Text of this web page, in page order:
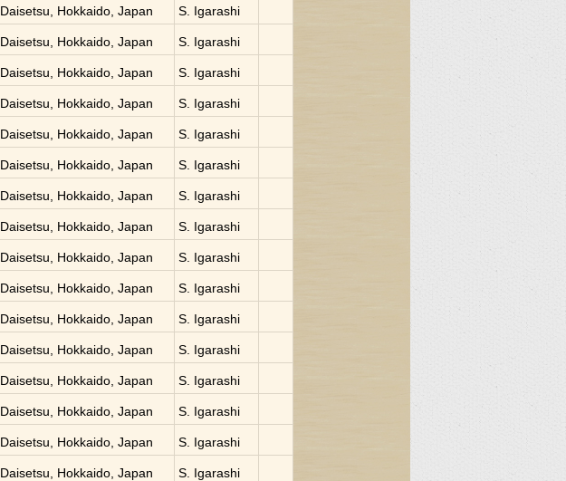
Daisetsu, Hokkaido, Japan S. Igarashi
Daisetsu, Hokkaido, Japan S. Igarashi
Daisetsu, Hokkaido, Japan S. Igarashi
Daisetsu, Hokkaido, Japan S. Igarashi
Daisetsu, Hokkaido, Japan S. Igarashi
Daisetsu, Hokkaido, Japan S. Igarashi
Daisetsu, Hokkaido, Japan S. Igarashi
Daisetsu, Hokkaido, Japan S. Igarashi
Daisetsu, Hokkaido, Japan S. Igarashi
Daisetsu, Hokkaido, Japan S. Igarashi
Daisetsu, Hokkaido, Japan S. Igarashi
Daisetsu, Hokkaido, Japan S. Igarashi
Daisetsu, Hokkaido, Japan S. Igarashi
Daisetsu, Hokkaido, Japan S. Igarashi
Daisetsu, Hokkaido, Japan S. Igarashi
Daisetsu, Hokkaido, Japan S. Igarashi